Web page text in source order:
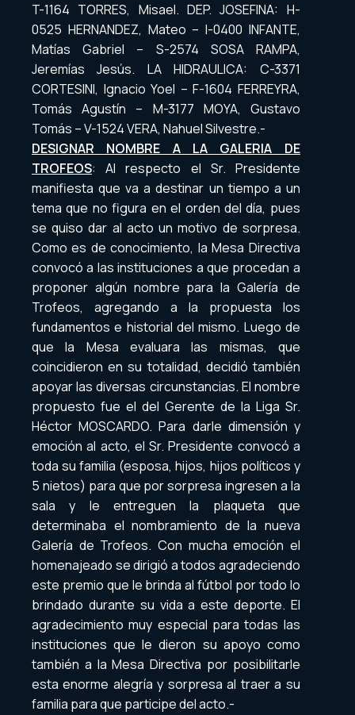
T-1164 TORRES, Misael. DEP. JOSEFINA: H-
0525 HERNANDEZ, Mateo – I-0400 INFANTE,
Matías Gabriel – S-2574 SOSA RAMPA,
Jeremías Jesús. LA HIDRAULICA: C-3371
CORTESINI, Ignacio Yoel – F-1604 FERREYRA,
Tomás Agustín – M-3177 MOYA, Gustavo
Tomás – V-1524 VERA, Nahuel Silvestre.-
DESIGNAR NOMBRE A LA GALERIA DE
TROFEOS: Al respecto el Sr. Presidente
manifiesta que va a destinar un tiempo a un
tema que no figura en el orden del día, pues
se quiso dar al acto un motivo de sorpresa.
Como es de conocimiento, la Mesa Directiva
convocó a las instituciones a que procedan a
proponer algún nombre para la Galería de
Trofeos, agregando a la propuesta los
fundamentos e historial del mismo. Luego de
que la Mesa evaluara las mismas, que
coincidieron en su totalidad, decidió también
apoyar las diversas circunstancias. El nombre
propuesto fue el del Gerente de la Liga Sr.
Héctor MOSCARDO. Para darle dimensión y
emoción al acto, el Sr. Presidente convocó a
toda su familia (esposa, hijos, hijos políticos y
5 nietos) para que por sorpresa ingresen a la
sala y le entreguen la plaqueta que
determinaba el nombramiento de la nueva
Galería de Trofeos. Con mucha emoción el
homenajeado se dirigió a todos agradeciendo
este premio que le brinda al fútbol por todo lo
brindado durante su vida a este deporte. El
agradecimiento muy especial para todas las
instituciones que le dieron su apoyo como
también a la Mesa Directiva por posibilitarle
esta enorme alegría y sorpresa al traer a su
familia para que participe del acto.-